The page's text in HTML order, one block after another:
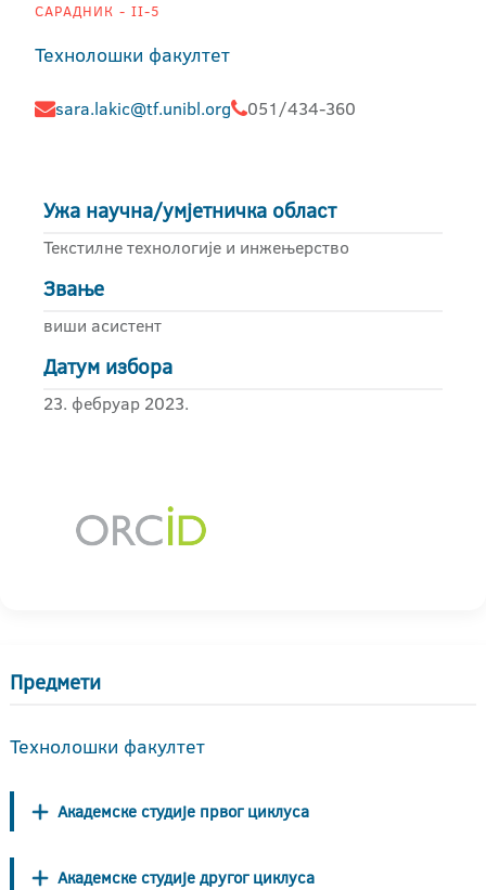
САРАДНИК - II-5
Технолошки факултет
sara.lakic@tf.unibl.org 051/434-360
Ужа научна/умјетничка област
Текстилне технологије и инжењерство
Звање
виши асистент
Датум избора
23. фебруар 2023.
Предмети
Технолошки факултет
Академске студије првог циклуса
Академске студије другог циклуса